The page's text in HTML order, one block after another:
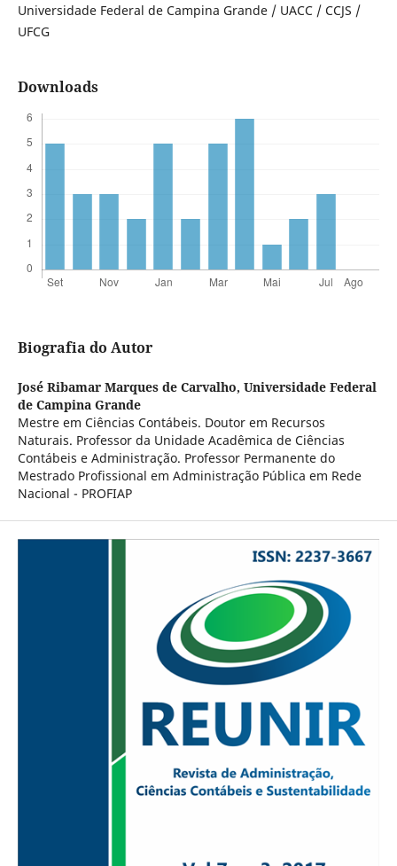
Universidade Federal de Campina Grande / UACC / CCJS /
UFCG
Downloads
Biografia do Autor
José Ribamar Marques de Carvalho, Universidade Federal
de Campina Grande
Mestre em Ciências Contábeis. Doutor em Recursos
Naturais. Professor da Unidade Acadêmica de Ciências
Contábeis e Administração. Professor Permanente do
Mestrado Profissional em Administração Pública em Rede
Nacional - PROFIAP